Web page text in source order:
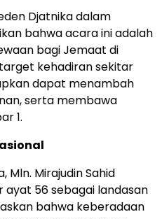
Djatnika dalam
bahwa acara ini adalah
bagi Jemaat di
kehadiran sekitar
dapat menambah
serta membawa
1.
Mirajudin Sahid
ayat 56 sebagai landasan
bahwa keberadaan